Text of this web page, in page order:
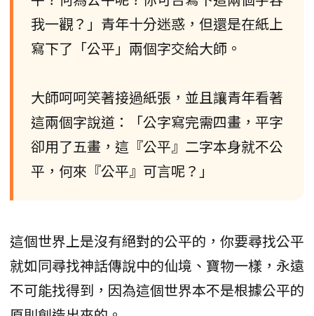
我一觀？」青年十分迷惑，但還是在紙上
寫下了「公平」兩個字交給大師。
大師呵呵笑著接過紙張，並且讓青年看著
這兩個字說道：「公字寫完需四畫，平字
卻用了五畫，這『公平』二字本身就不公
平，何來『公平』可言呢？」
這個世界上是沒有絕對的公平的，你要尋找公平
就如同尋找神話傳說中的仙境、寶物一樣，永遠
不可能找得到，因為這個世界本不是根據公平的